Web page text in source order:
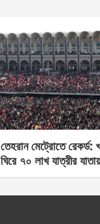
তেহরান মেট্রোতে রেকর্ড:
ঘিরে ৭০ লাখ যাত্রীর